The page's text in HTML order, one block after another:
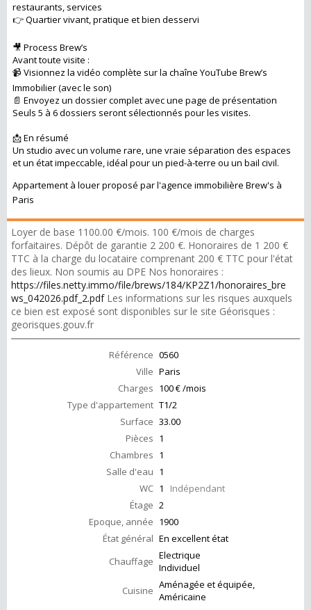
restaurants, services
👉 Quartier vivant, pratique et bien desservi
🎥 Process Brew’s
Avant toute visite :
📹 Visionnez la vidéo complète sur la chaîne YouTube Brew’s
Immobilier (avec le son)
📄 Envoyez un dossier complet avec une page de présentation
Seuls 5 à 6 dossiers seront sélectionnés pour les visites.
📩 En résumé
Un studio avec un volume rare, une vraie séparation des espaces
et un état impeccable, idéal pour un pied-à-terre ou un bail civil.
Appartement à louer proposé par l'agence immobilière Brew's à
Paris
Loyer de base 1100.00 €/mois. 100 €/mois de charges
forfaitaires. Dépôt de garantie 2 200 €. Honoraires de 1 200 €
TTC à la charge du locataire comprenant 200 € TTC pour l'état
des lieux. Non soumis au DPE Nos honoraires :
https://files.netty.immo/file/brews/184/KP2Z1/honoraires_bre
ws_042026.pdf_2.pdfLes informations sur les risques auxquels
ce bien est exposé sont disponibles sur le site Géorisques :
georisques.gouv.fr
Référence 0560
Ville Paris
Charges 100 € /mois
Type d'appartement T1/2
Surface 33.00
Pièces 1
Chambres 1
Salle d'eau 1
WC 1 Indépendant
Étage 2
Epoque, année 1900
État général En excellent état
Chauffage Electrique
Individuel
Cuisine Aménagée et équipée,
Américaine